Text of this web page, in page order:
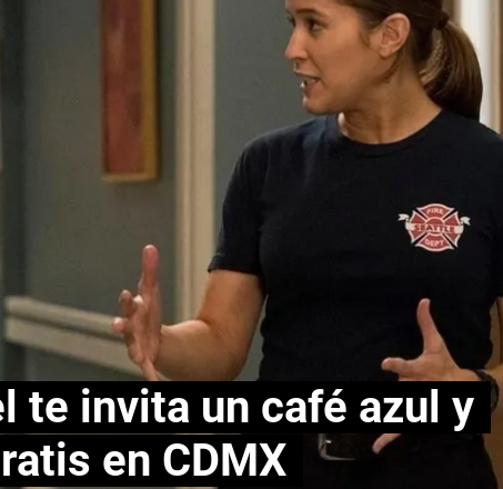
te invita un café azul y
en CDMX